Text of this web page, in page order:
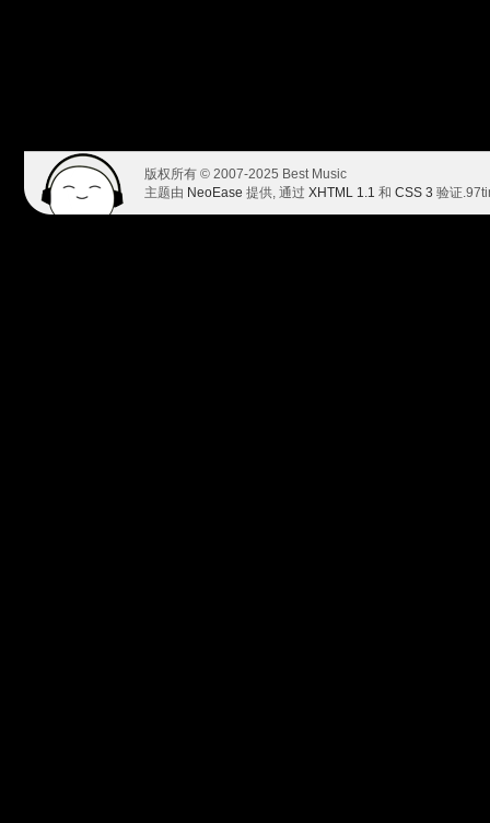
版权所有 © 2007-2025 Best Music
主题由 NeoEase 提供, 通过 XHTML 1.1 和 CSS 3 验证.